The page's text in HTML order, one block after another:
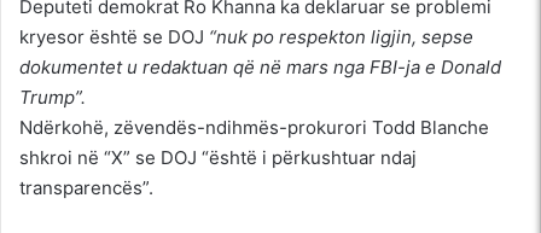
Deputeti demokrat Ro Khanna ka deklaruar se problemi
kryesor është se DOJ “nuk po respekton ligjin, sepse
dokumentet u redaktuan që në mars nga FBI-ja e Donald
Trump”.
Ndërkohë, zëvendës-ndihmës-prokurori Todd Blanche
shkroi në “X” se DOJ “është i përkushtuar ndaj
transparencës”.